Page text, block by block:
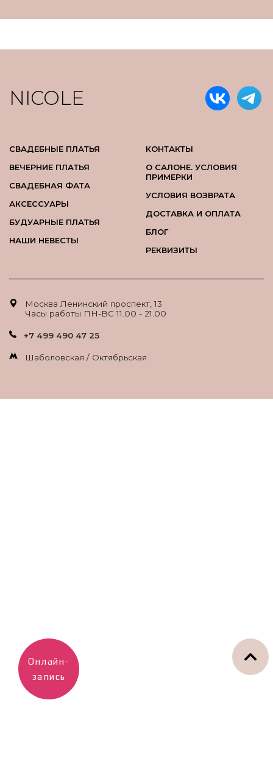
NICOLE
СВАДЕБНЫЕ ПЛАТЬЯ
ВЕЧЕРНИЕ ПЛАТЬЯ
СВАДЕБНАЯ ФАТА
АКСЕССУАРЫ
БУДУАРНЫЕ ПЛАТЬЯ
НАШИ НЕВЕСТЫ
КОНТАКТЫ
О САЛОНЕ. УСЛОВИЯ
ПРИМЕРКИ
УСЛОВИЯ ВОЗВРАТА
ДОСТАВКА И ОПЛАТА
БЛОГ
РЕКВИЗИТЫ
Москва Ленинский проспект, 13
Часы работы ПН-ВС 11.00 - 21.00
+7 499 490 47 25
Шаболовская / Октябрьская
Онлайн-
запись